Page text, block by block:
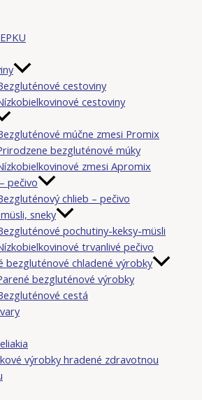
cestoviny
cestoviny
múčne zmesi Promix
bezgluténové múky
zmesi Apromix
pečivo
chlieb – pečivo
sneky
pochutiny-keksy-müsli
trvanlivé pečivo
bezgluténové chladené výrobky
bezgluténové výrobky
cestá
výrobky hradené zdravotnou